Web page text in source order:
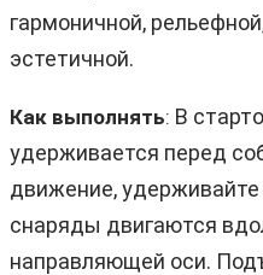
гармоничной,
эстетичной.
Как выполнять: В
удерживается перед
движение, удерживайте
снаряды двигаются
направляющей оси.